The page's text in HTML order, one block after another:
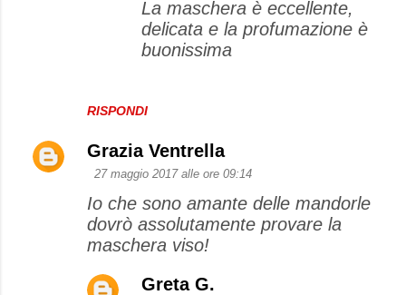
RISPONDI
La maschera è eccellente,
delicata e la profumazione è
buonissima
Grazia Ventrella
27 maggio 2017 alle ore 09:14
Io che sono amante delle mandorle
dovrò assolutamente provare la
maschera viso!
Greta G.